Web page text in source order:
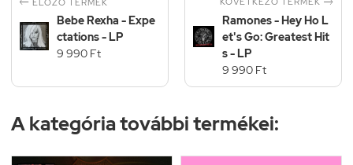
Bebe Rexha - Expe
ctations - LP
9 990 Ft
Ramones - Hey Ho L
et's Go: Greatest Hit
s - LP
9 990 Ft
A kategória további termékei: